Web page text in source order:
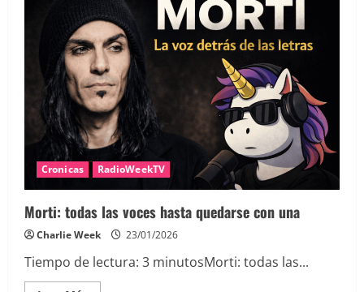
This
Is
The
Sound,
¿pero
dónde
está
el
sound?
Cronicas RadioWeekTV
Morti: todas las voces hasta quedarse con una
Charlie Week 23/01/2026
Tiempo de lectura: 3 minutosMorti: todas las...